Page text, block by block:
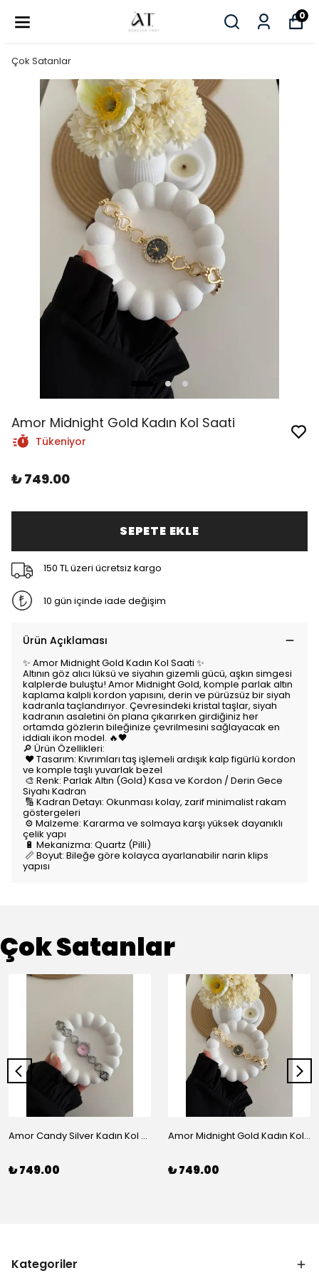
0
Çok Satanlar
Amor Midnight Gold Kadın Kol Saati
Tükeniyor
₺ 749.00
SEPETE EKLE
150 TL üzeri ücretsiz kargo
10 gün içinde iade değişim
Ürün Açıklaması
✨ Amor Midnight Gold Kadın Kol Saati ✨
Altının göz alıcı lüksü ve siyahın gizemli gücü, aşkın simgesi
kalplerde buluştu! Amor Midnight Gold, komple parlak altın
kaplama kalpli kordon yapısını, derin ve pürüzsüz bir siyah
kadranla taçlandırıyor. Çevresindeki kristal taşlar, siyah
kadranın asaletini ön plana çıkarırken girdiğiniz her
ortamda gözlerin bileğinize çevrilmesini sağlayacak en
iddialı ikon model. 🔥🖤
🔎 Ürün Özellikleri:
❤️ Tasarım: Kıvrımları taş işlemeli ardışık kalp figürlü kordon
ve komple taşlı yuvarlak bezel
🎨 Renk: Parlak Altın (Gold) Kasa ve Kordon / Derin Gece
Siyahı Kadran
🔢 Kadran Detayı: Okunması kolay, zarif minimalist rakam
göstergeleri
⚙️ Malzeme: Kararma ve solmaya karşı yüksek dayanıklı
çelik yapı
🔋 Mekanizma: Quartz (Pilli)
📏 Boyut: Bileğe göre kolayca ayarlanabilir narin klips
yapısı
Çok Satanlar
Amor Candy Silver Kadın Kol Saati
₺ 749.00
Amor Midnight Gold Kadın Kol Saati
₺ 749.00
Kategoriler